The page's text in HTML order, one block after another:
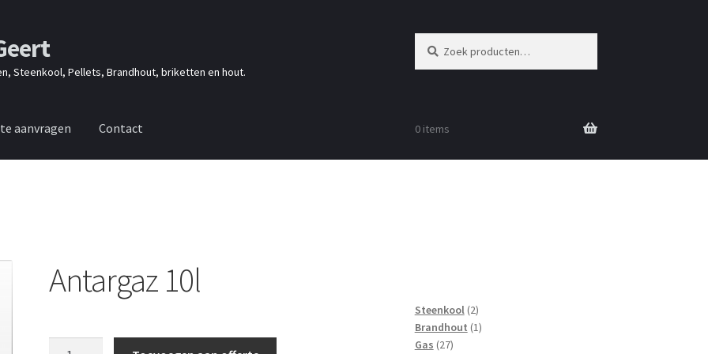
Steenkool, Pellets, Brandhout, briketten en hout.
naar:
aanvragen Contact 0 items
Antargaz 10l
Steenkool 22
producten
Brandhout 11
Gas 2727